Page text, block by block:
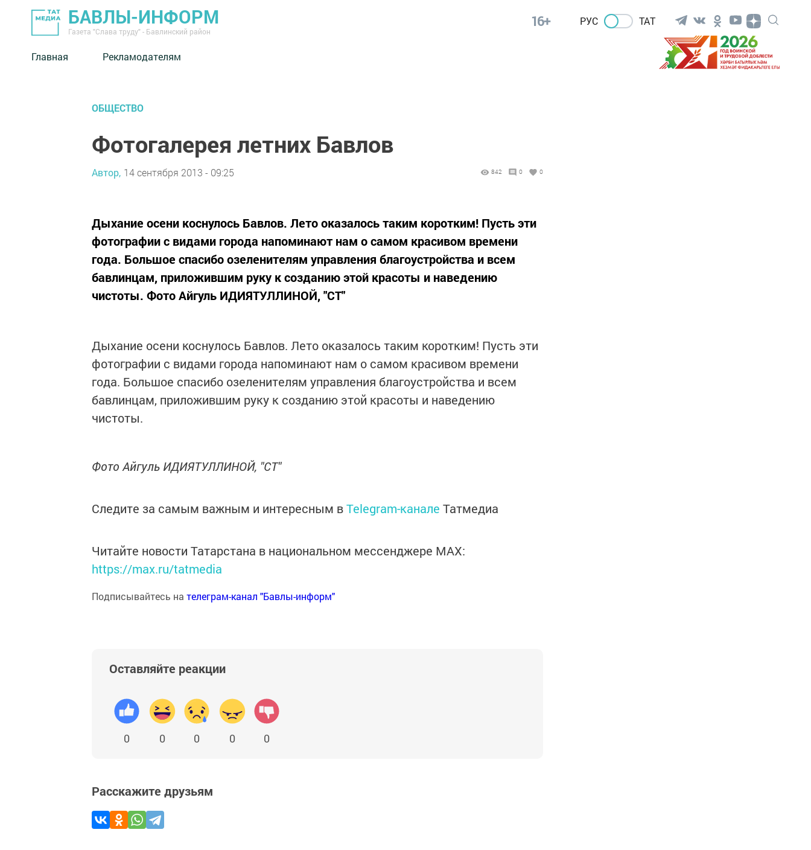
БАВЛЫ-ИНФОРМ
Газета "Слава труду" - Бавлинский район
16+ РУС ТАТ
Главная Рекламодателям
ОБЩЕСТВО
Фотогалерея летних Бавлов
Автор, 14 сентября 2013 - 09:25 842 0 0
Дыхание осени коснулось Бавлов. Лето оказалось таким коротким! Пусть эти
фотографии с видами города напоминают нам о самом красивом времени
года. Большое спасибо озеленителям управления благоустройства и всем
бавлинцам, приложившим руку к созданию этой красоты и наведению
чистоты. Фото Айгуль ИДИЯТУЛЛИНОЙ, "СТ"
Дыхание осени коснулось Бавлов. Лето оказалось таким коротким! Пусть эти
фотографии с видами города напоминают нам о самом красивом времени
года. Большое спасибо озеленителям управления благоустройства и всем
бавлинцам, приложившим руку к созданию этой красоты и наведению
чистоты.
Фото Айгуль ИДИЯТУЛЛИНОЙ, "СТ"
Следите за самым важным и интересным вTelegram-канале Татмедиа
Читайте новости Татарстана в национальном мессенджере MАХ:
https://max.ru/tatmedia
Подписывайтесь на телеграм-канал "Бавлы-информ"
Оставляйте реакции
0 0 0 0 0
Расскажите друзьям